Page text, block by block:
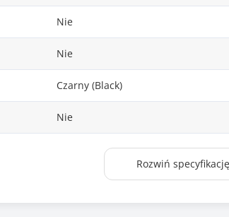
Nie
Nie
Czarny (Black)
Nie
Czas nagrzewania: 5 minut
Włącznik: tak
Rozwiń specyfikację